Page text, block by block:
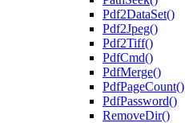
Pdf2DataSet()
Pdf2Jpeg()
Pdf2Tiff()
PdfCmd()
PdfMerge()
PdfPageCount()
PdfPassword()
RemoveDir()